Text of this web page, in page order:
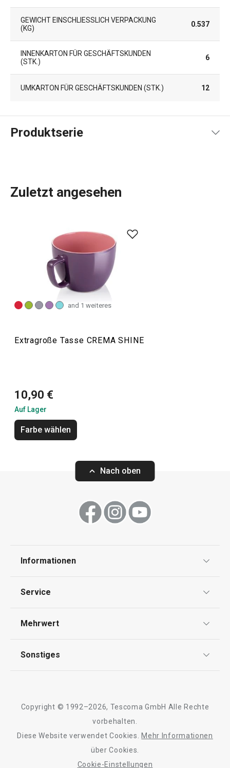
GEWICHT EINSCHLIESSLICH VERPACKUNG (
KG)
0.537
INNENKARTON FÜR GESCHÄFTSKUNDEN
(STK.)
6
UMKARTON FÜR GESCHÄFTSKUNDEN (STK.) 12
Produktserie
ihr schlichtes, elegantes Design und die zarte Cremefarbe
des Porzellans aus. In dieser Linie finden Sie eine
Vielzahl von Geschirr zum Servieren von heißen und kalten
Getränken, wie Teller Tassen
und Becher,Gläser für Getränke
Produktlinie gehören auch die CREMA SHINE Tassen und
Becher, die mit ihren satten Pastellfarben begeistern.
Essen
Untertasse
Auf Lager
Untertasse
Zuletzt angesehen
and 1 weiteres
Extragroße Tasse CREMA SHINE
10,90 €
Auf Lager
Farbe wählen
Nach oben
Informationen
Impressum
Service
Kontaktformular
Mehrwert
Qualität
Sonstiges
Barrierefreiheit
Copyright © 1992–2026, Tescoma GmbH Alle Rechte
vorbehalten.
Diese Website verwendet Cookies.
Mehr Informationen
über Cookies.
Cookie-Einstellungen